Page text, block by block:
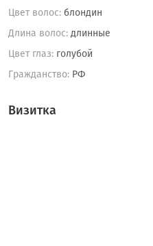
Цвет волос: блондин
Длина волос: длинные
Цвет глаз: голубой
Гражданство: РФ
Визитка